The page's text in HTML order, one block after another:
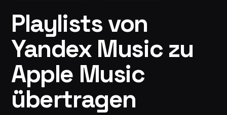
Playlists von
Yandex Music zu
Apple Music
übertragen